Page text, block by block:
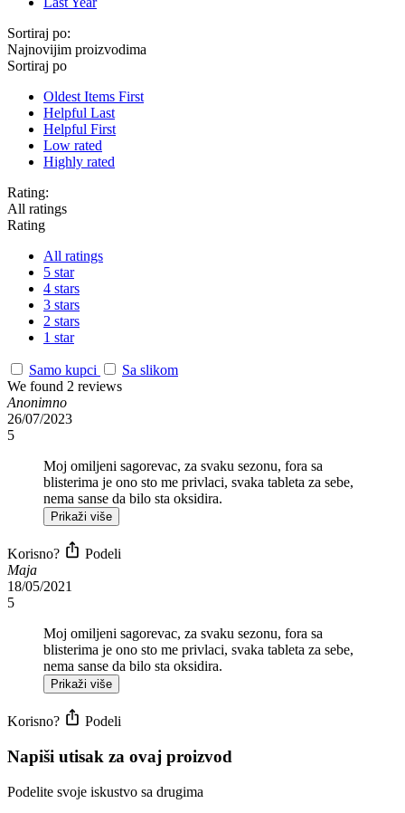
Sortiraj po:
Najnovijim proizvodima
Sortiraj po
Oldest Items First
Helpful Last
Helpful First
Low rated
Highly rated
Rating:
All ratings
Rating
All ratings
5 star
4 stars
3 stars
2 stars
1 star
Samo kupci
Sa slikom
We found 2 reviews
Anonimno
26/07/2023
5
Moj omiljeni sagorevac, za svaku sezonu, fora sa
blisterima je ono sto me privlaci, svaka tableta za sebe,
nema sanse da bilo sta oksidira.
Prikaži više
Korisno?
Podeli
Maja
18/05/2021
5
Moj omiljeni sagorevac, za svaku sezonu, fora sa
blisterima je ono sto me privlaci, svaka tableta za sebe,
nema sanse da bilo sta oksidira.
Prikaži više
Korisno? Podeli
Napiši utisak za ovaj proizvod
Podelite svoje iskustvo sa drugima